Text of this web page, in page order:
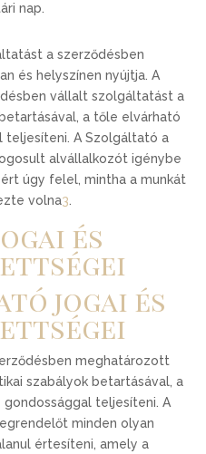
nap.
a szerződésben
és helyszínen nyújtja. A
vállalt szolgáltatást a
a tőle elvárható
teljesíteni. A Szolgáltató a
alvállalkozót igénybe
úgy felel, mintha a munkát
volna3
és
jogai és
meghatározott
szabályok betartásával, a
teljesíteni. A
minden olyan
értesíteni, amely a